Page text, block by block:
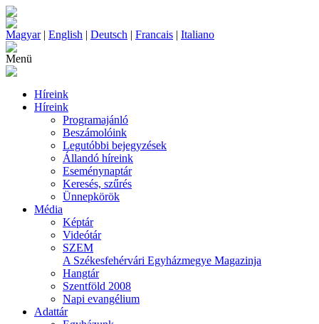
Magyar| English | Deutsch | Francais | Italiano
Menü
Híreink
Híreink
Programajánló
Beszámolóink
Legutóbbi bejegyzések
Állandó híreink
Eseménynaptár
Keresés, szűrés
Ünnepkörök
Média
Képtár
Videótár
SZEM
A Székesfehérvári Egyházmegye Magazinja
Hangtár
Szentföld 2008
Napi evangélium
Adattár